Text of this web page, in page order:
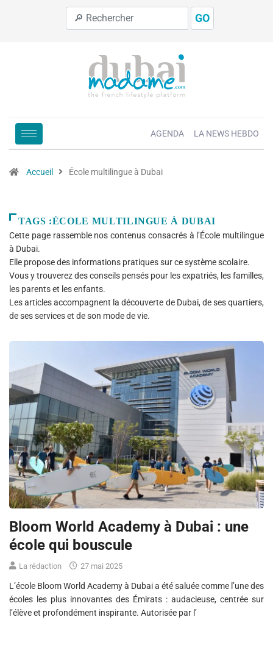
GO
AGENDA LA NEWS HEBDO
Accueil École multilingue à Dubai
TAGS :ÉCOLE MULTILINGUE À DUBAI
Cette page rassemble nos contenus consacrés à l’École multilingue
à Dubai.
Elle propose des informations pratiques sur ce système scolaire.
Vous y trouverez des conseils pensés pour les expatriés, les familles,
les parents et les enfants.
Les articles accompagnent la découverte de Dubai, de ses quartiers,
de ses services et de son mode de vie.
Bloom World Academy à Dubai : une
école qui bouscule
La rédaction 27 mai 2025
L’école Bloom World Academy à Dubai a été saluée comme l’une des
écoles les plus innovantes des Émirats : audacieuse, centrée sur
l’élève et profondément inspirante. Autorisée par l’